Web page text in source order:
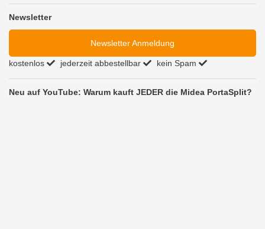
Newsletter
Newsletter Anmeldung
kostenlos jederzeit abbestellbar kein Spam
Neu auf YouTube: Warum kauft JEDER die Midea PortaSplit?